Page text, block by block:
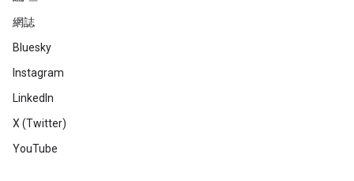
網誌
Bluesky
Instagram
LinkedIn
X (Twitter)
YouTube